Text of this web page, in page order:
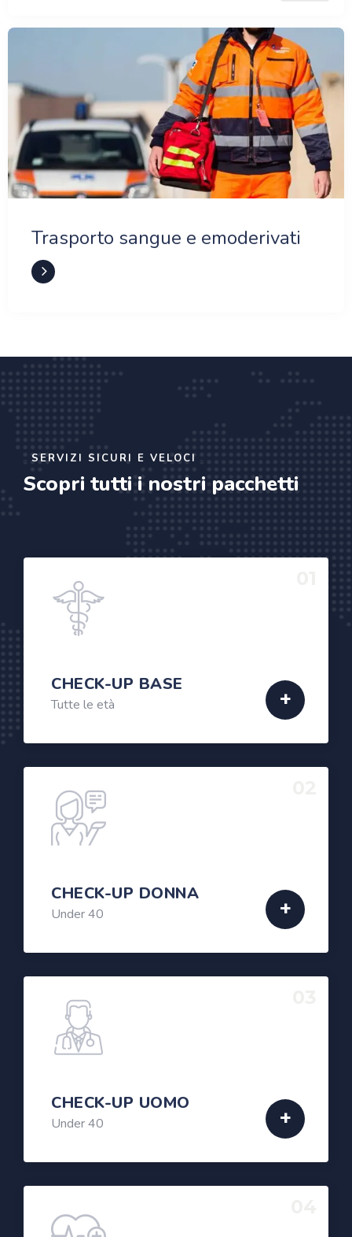
Trasporto sangue e emoderivati
SERVIZI SICURI E VELOCI
Scopri tutti i nostri pacchetti
CHECK-UP BASE
Tutte le età
CHECK-UP DONNA
Under 40
CHECK-UP UOMO
Under 40